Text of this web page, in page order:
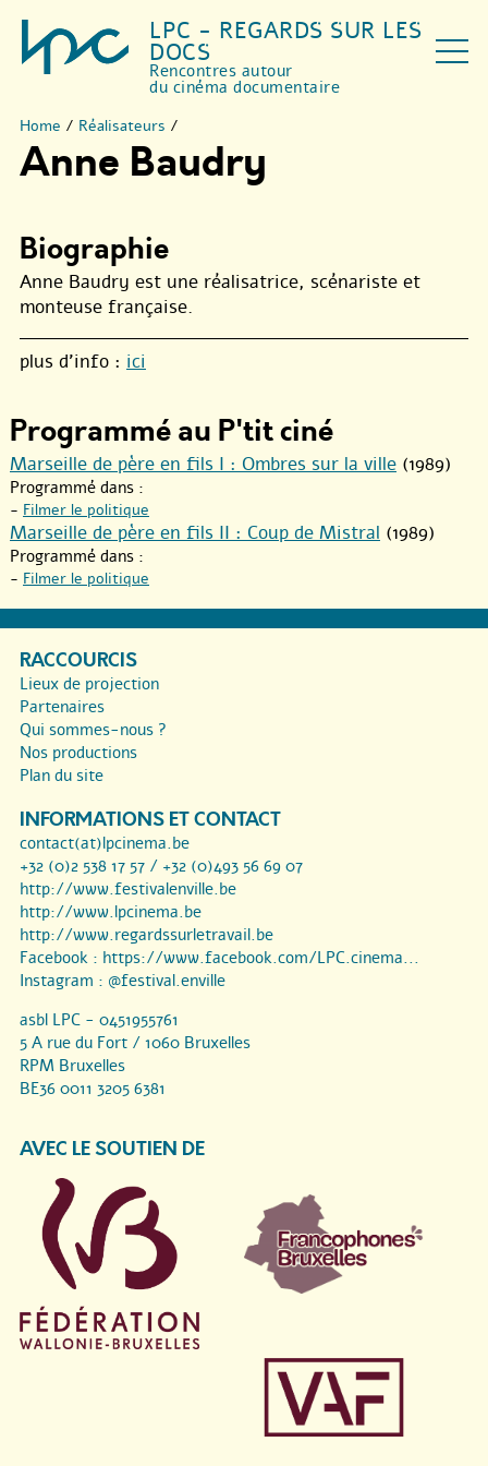
LPC - REGARDS SUR LES
DOCS
Rencontres autour
du cinéma documentaire
Home / Réalisateurs /
Anne Baudry
Biographie
Anne Baudry est une réalisatrice, scénariste et
monteuse française.
plus d’info : ici
Programmé au P'tit ciné
Marseille de père en fils I : Ombres sur la ville (1989)
Programmé dans :
- Filmer le politique
Marseille de père en fils II : Coup de Mistral (1989)
Programmé dans :
- Filmer le politique
RACCOURCIS
Lieux de projection
Partenaires
Qui sommes-nous ?
Nos productions
Plan du site
INFORMATIONS ET CONTACT
contact(at)lpcinema.be
+32 (0)2 538 17 57 / +32 (0)493 56 69 07
http://www.festivalenville.be
http://www.lpcinema.be
http://www.regardssurletravail.be
Facebook : https://www.facebook.com/LPC.cinema...
Instagram : @festival.enville
asbl LPC - 0451955761
5 A rue du Fort / 1060 Bruxelles
RPM Bruxelles
BE36 0011 3205 6381
AVEC LE SOUTIEN DE